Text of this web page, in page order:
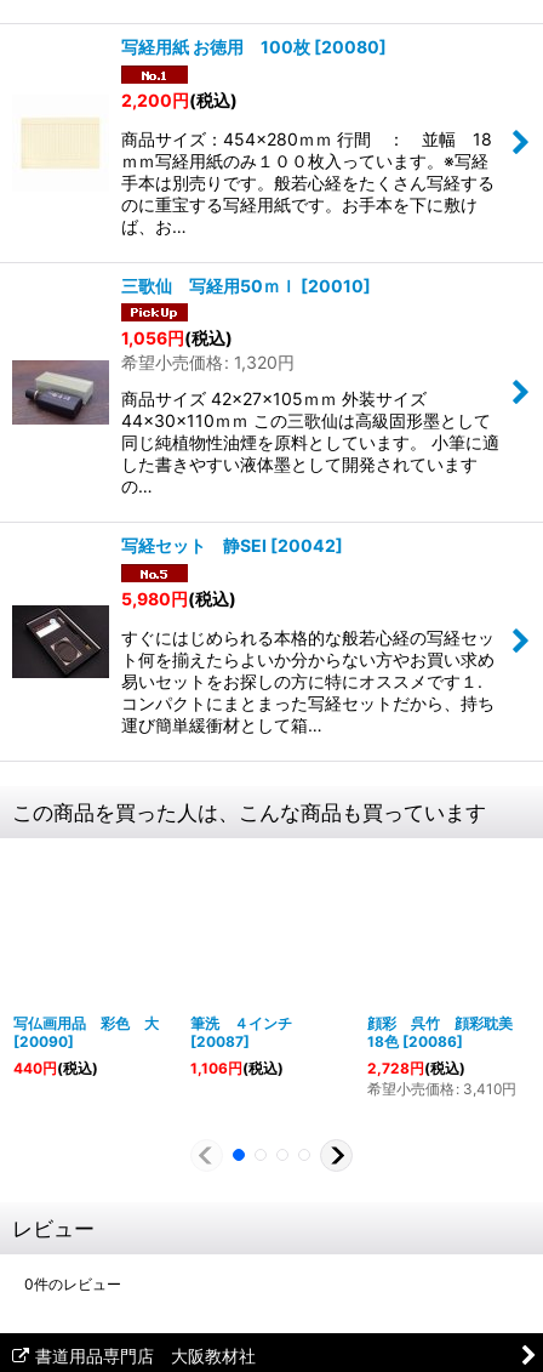
写経用紙 お徳用 100枚 [20080]
2,200円(税込)
商品サイズ：454×280ｍｍ 行間 ： 並幅 18
ｍｍ写経用紙のみ１００枚入っています。※写経
手本は別売りです。般若心経をたくさん写経する
のに重宝する写経用紙です。お手本を下に敷け
ば、お…
三歌仙 写経用50ｍｌ [20010]
1,056円(税込)
希望小売価格: 1,320円
商品サイズ 42×27×105ｍｍ 外装サイズ
44×30×110ｍｍ この三歌仙は高級固形墨として
同じ純植物性油煙を原料としています。 小筆に適
した書きやすい液体墨として開発されています
の…
写経セット 静SEI [20042]
5,980円(税込)
すぐにはじめられる本格的な般若心経の写経セッ
ト何を揃えたらよいか分からない方やお買い求め
易いセットをお探しの方に特にオススメです１.
コンパクトにまとまった写経セットだから、持ち
運び簡単緩衝材として箱…
この商品を買った人は、こんな商品も買っています
写仏画用品 彩色 大
[20090]
440円(税込)
筆洗 ４インチ
[20087]
1,106円(税込)
顔彩 呉竹 顔彩耽美
18色 [20086]
2,728円(税込)
希望小売価格: 3,410円
レビュー
0件のレビュー
書道用品専門店 大阪教材社